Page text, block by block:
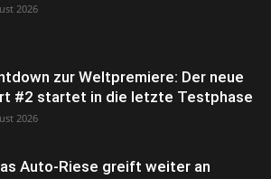
2026
zur Weltpremiere: Der neue
#2 startet in die letzte Testphase
2026
Auto-Riese greift weiter an